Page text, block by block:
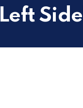
Left